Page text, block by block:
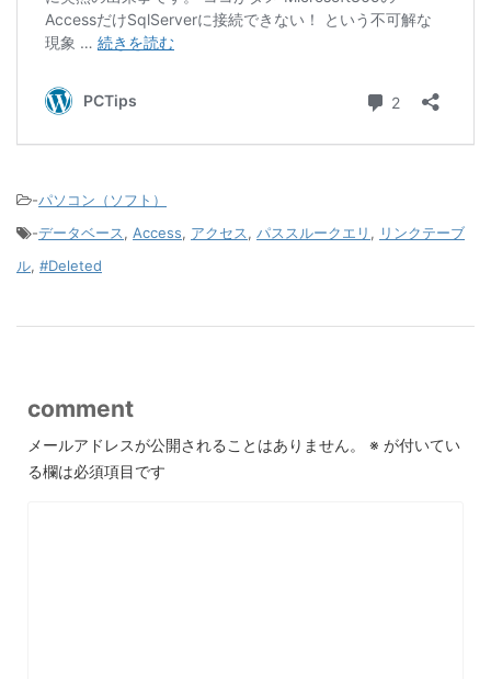
-パソコン（ソフト）
-データベース, Access, アクセス, パススルークエリ , リンクテーブ
ル, #Deleted
comment
メールアドレスが公開されることはありません。 ※ が付いてい
る欄は必須項目です